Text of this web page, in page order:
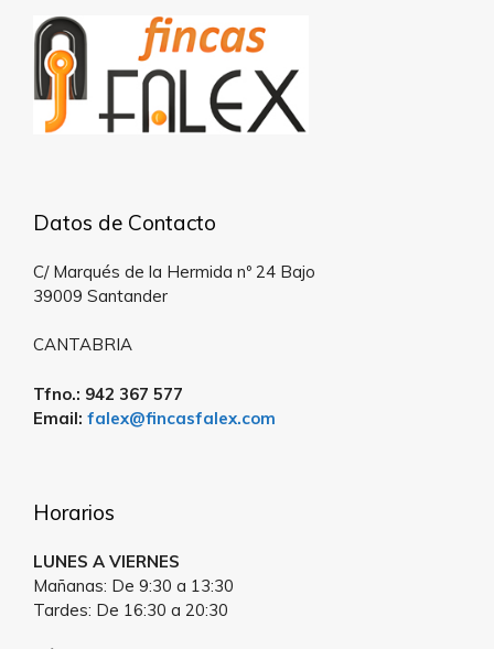
Datos de Contacto
C/ Marqués de la Hermida nº 24 Bajo
39009 Santander
CANTABRIA
Tfno.: 942 367 577
Email: falex@fincasfalex.com
Horarios
LUNES A VIERNES
Mañanas: De 9:30 a 13:30
Tardes: De 16:30 a 20:30